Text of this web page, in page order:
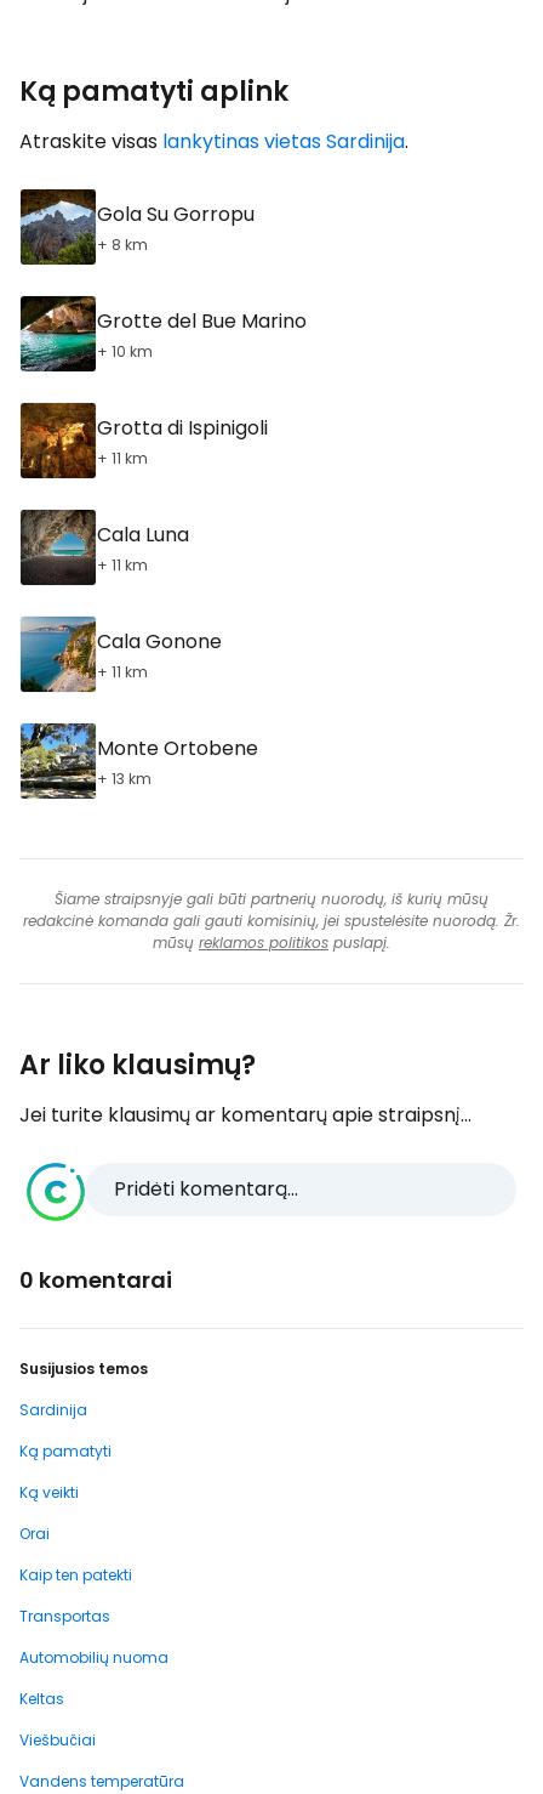
Ką pamatyti aplink
Atraskite visas lankytinas vietas Sardinija.
Gola Su Gorropu
+ 8 km
Grotte del Bue Marino
+ 10 km
Grotta di Ispinigoli
+ 11 km
Cala Luna
+ 11 km
Cala Gonone
+ 11 km
Monte Ortobene
+ 13 km
Šiame straipsnyje gali būti partnerių nuorodų, iš kurių mūsų
redakcinė komanda gali gauti komisinių, jei spustelėsite nuorodą. Žr.
mūsų reklamos politikos puslapį.
Ar liko klausimų?
Jei turite klausimų ar komentarų apie straipsnį...
Pridėti komentarą...
0 komentarai
Susijusios temos
Sardinija
Ką pamatyti
Ką veikti
Orai
Kaip ten patekti
Transportas
Automobilių nuoma
Keltas
Viešbučiai
Vandens temperatūra